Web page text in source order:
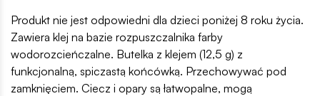
Produkt nie jest odpowiedni dla dzieci poniżej 8 roku życia.
Zawiera klej na bazie rozpuszczalnika farby
wodorozcieńczalne. Butelka z klejem (12,5 g) z
funkcjonalną, spiczastą końcówką. Przechowywać pod
zamknięciem. Ciecz i opary są łatwopalne, mogą